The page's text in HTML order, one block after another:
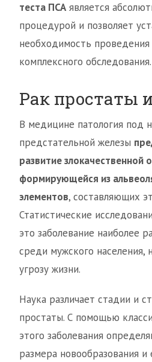
теста ПСА является
процедурой и позволяет
необходимость
комплексного обследования.
Рак простаты
В медицине патология под
предстательной железы
развитие злокачественной
формирующейся из
элементов, составляющих
Статистические
это заболевание наиболее
среди мужского населения,
угрозу жизни.
Наука различает стадии и
простаты. С помощью
этого заболевания
размера новообразования